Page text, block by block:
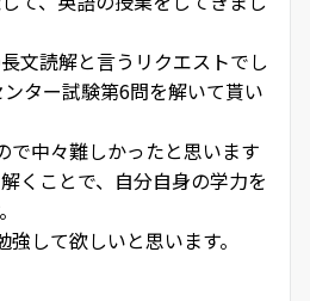
文読解と言うリクエストでし
ター試験第6問を解いて貰い
で中々難しかったと思います
くことで、自分自身の学力を
して欲しいと思います。